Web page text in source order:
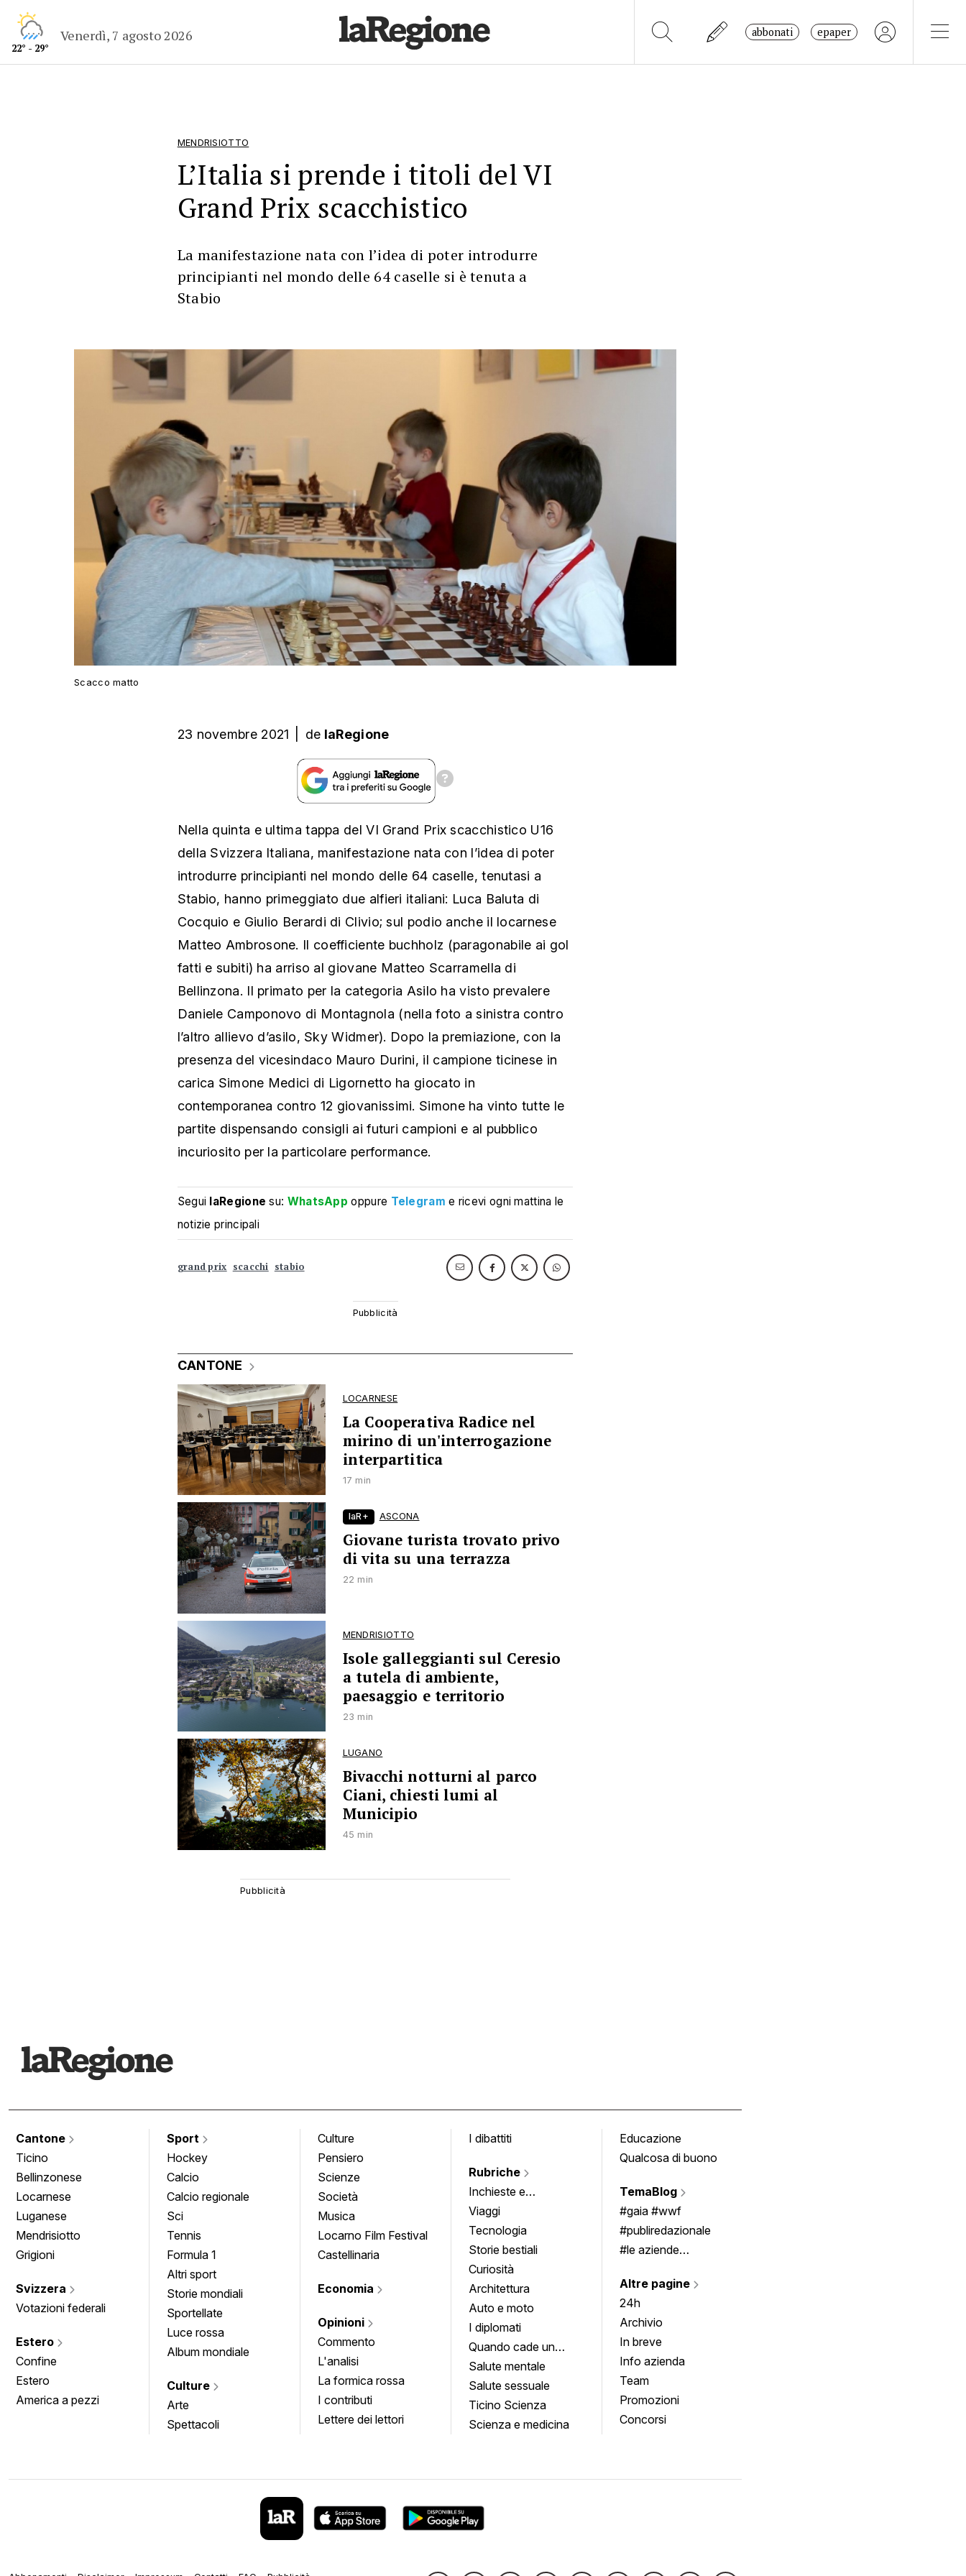
22° - 29°
Venerdì, 7 agosto 2026 abbonati epaper
MENDRISIOTTO
L’Italia si prende i titoli del VI
Grand Prix scacchistico
La manifestazione nata con l’idea di poter introdurre
principianti nel mondo delle 64 caselle si è tenuta a
Stabio
Scacco matto
23 novembre 2021 de laRegione
Nella quinta e ultima tappa del VI Grand Prix scacchistico U16
della Svizzera Italiana, manifestazione nata con l’idea di poter
introdurre principianti nel mondo delle 64 caselle, tenutasi a
Stabio, hanno primeggiato due alfieri italiani: Luca Baluta di
Cocquio e Giulio Berardi di Clivio; sul podio anche il locarnese
Matteo Ambrosone. Il coefficiente buchholz (paragonabile ai gol
fatti e subiti) ha arriso al giovane Matteo Scarramella di
Bellinzona. Il primato per la categoria Asilo ha visto prevalere
Daniele Camponovo di Montagnola (nella foto a sinistra contro
l’altro allievo d’asilo, Sky Widmer). Dopo la premiazione, con la
presenza del vicesindaco Mauro Durini, il campione ticinese in
carica Simone Medici di Ligornetto ha giocato in
contemporanea contro 12 giovanissimi. Simone ha vinto tutte le
partite dispensando consigli ai futuri campioni e al pubblico
incuriosito per la particolare performance.
Segui laRegione su: WhatsApp oppure Telegram e ricevi ogni mattina le
notizie principali
grand prix scacchi stabio
CANTONE
LOCARNESE
La Cooperativa Radice nel
mirino di un'interrogazione
interpartitica
17 min
laR+ ASCONA
Giovane turista trovato privo
di vita su una terrazza
22 min
MENDRISIOTTO
Isole galleggianti sul Ceresio
a tutela di ambiente,
paesaggio e territorio
23 min
LUGANO
Bivacchi notturni al parco
Ciani, chiesti lumi al
Municipio
45 min
Cantone
Ticino
Bellinzonese
Locarnese
Luganese
Mendrisiotto
Grigioni
Svizzera
Votazioni federali
Estero
Confine
Estero
America a pezzi
Sport
Hockey
Calcio
Calcio regionale
Sci
Tennis
Formula 1
Altri sport
Storie mondiali
Sportellate
Luce rossa
Album mondiale
Culture
Arte
Spettacoli
Culture
Pensiero
Scienze
Società
Musica
Locarno Film Festival
Castellinaria
Economia
Opinioni
Commento
L'analisi
La formica rossa
I contributi
Lettere dei lettori
I dibattiti
Rubriche
Inchieste e
approfondimenti
Viaggi
Tecnologia
Storie bestiali
Curiosità
Architettura
Auto e moto
I diplomati
Quando cade un
quadro
Salute mentale
Salute sessuale
Ticino Scienza
Scienza e medicina
Educazione
Qualcosa di buono
TemaBlog
#gaia #wwf
#publiredazionale
#le aziende
Altre pagine
24h
Archivio
In breve
Info azienda
Team
Promozioni
Concorsi